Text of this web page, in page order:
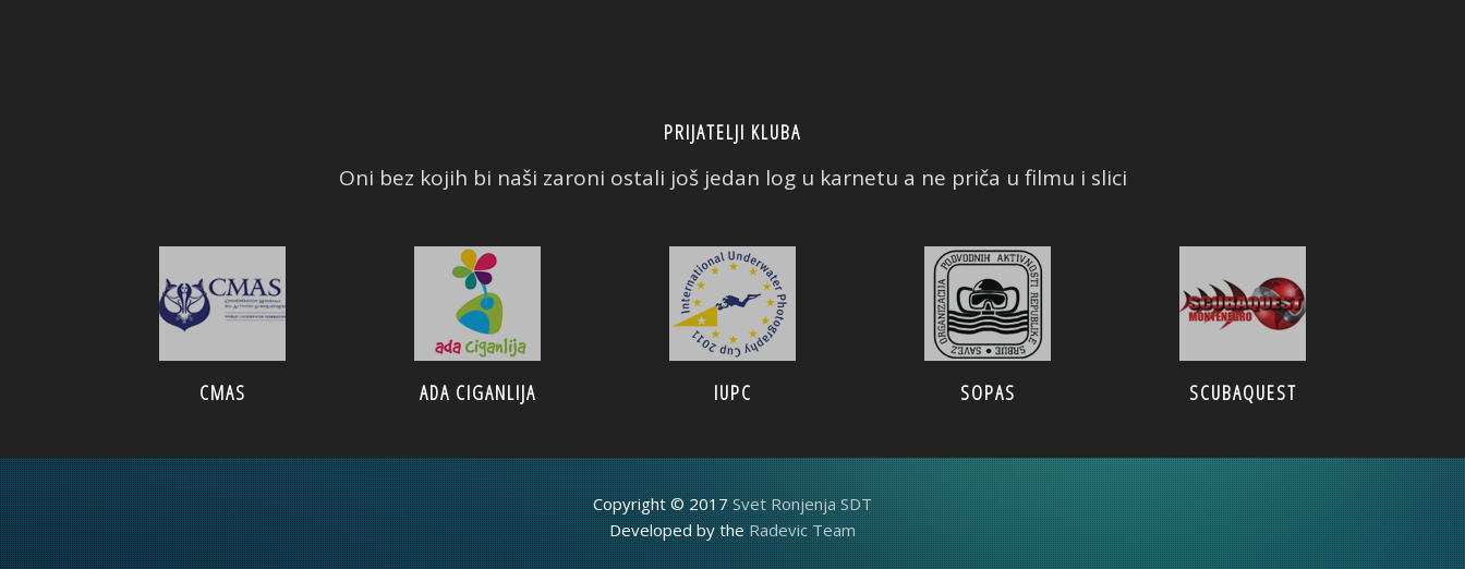
PRIJATELJI KLUBA
Oni bez kojih bi naši zaroni ostali još jedan log u karnetu a ne priča u filmu i slici
CMAS ADA CIGANLIJA IUPC SOPAS SCUBAQUEST
Copyright © 2017Svet Ronjenja SDT
Developed by theRadevic Team